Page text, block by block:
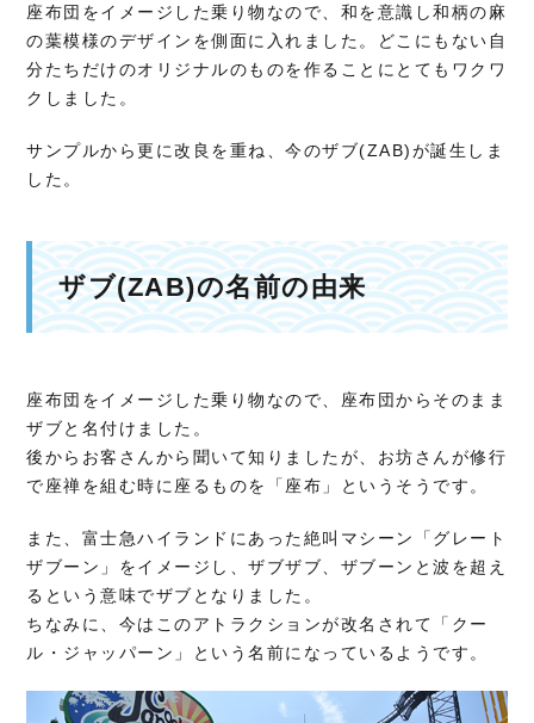
座布団をイメージした乗り物なので、和を意識し和柄の麻
の葉模様のデザインを側面に入れました。どこにもない自
分たちだけのオリジナルのものを作ることにとてもワクワ
クしました。
サンプルから更に改良を重ね、今のザブ(ZAB)が誕生しま
した。
ザブ(ZAB)の名前の由来
座布団をイメージした乗り物なので、座布団からそのまま
ザブと名付けました。
後からお客さんから聞いて知りましたが、お坊さんが修行
で座禅を組む時に座るものを「座布」というそうです。
また、富士急ハイランドにあった絶叫マシーン「グレート
ザブーン」をイメージし、ザブザブ、ザブーンと波を超え
るという意味でザブとなりました。
ちなみに、今はこのアトラクションが改名されて「クー
ル・ジャッパーン」という名前になっているようです。